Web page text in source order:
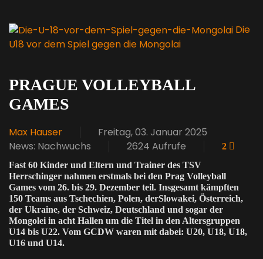
Die
U18 vor dem Spiel gegen die Mongolai
PRAGUE VOLLEYBALL
GAMES
Max Hauser
Freitag, 03. Januar 2025
News: Nachwuchs
2624 Aufrufe
2
Fast 60 Kinder und Eltern und Trainer des TSV
Herrschinger nahmen erstmals bei den Prag Volleyball
Games vom 26. bis 29. Dezember teil. Insgesamt kämpften
150 Teams aus Tschechien, Polen, derSlowakei, Österreich,
der Ukraine, der Schweiz, Deutschland und sogar der
Mongolei in acht Hallen um die Titel in den Altersgruppen
U14 bis U22. Vom GCDW waren mit dabei: U20, U18, U18,
U16 und U14.